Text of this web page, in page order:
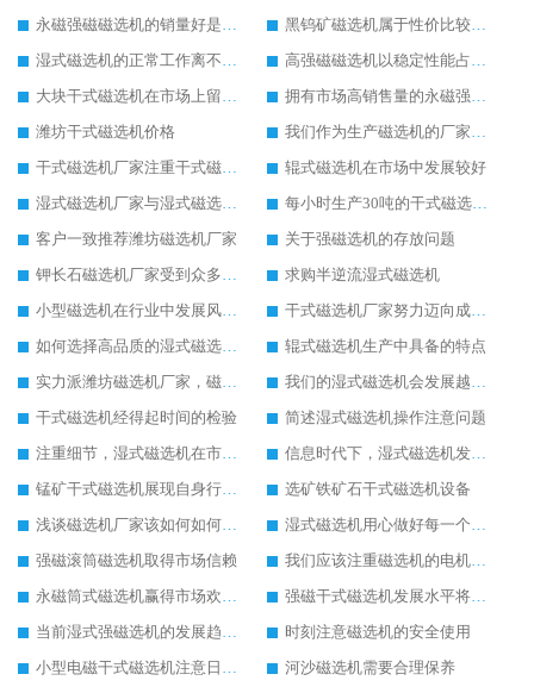
永磁强磁磁选机的销量好是因为实用性高
黑钨矿磁选机属于性价比较高的磁选机设备
湿式磁选机的正常工作离不开日常检修工作
高强磁磁选机以稳定性能占据大部分市场
大块干式磁选机在市场上留下稳定发展的足迹
拥有市场高销售量的永磁强磁磁选机
潍坊干式磁选机价格
我们作为生产磁选机的厂家始终以客户利益为主
干式磁选机厂家注重干式磁选机的质量和服务
辊式磁选机在市场中发展较好
湿式磁选机厂家与湿式磁选机价格之间的关系
每小时生产30吨的干式磁选机设备价格介绍
客户一致推荐潍坊磁选机厂家
关于强磁选机的存放问题
钾长石磁选机厂家受到众多客户欢迎
求购半逆流湿式磁选机
小型磁选机在行业中发展风生水起
干式磁选机厂家努力迈向成功之路
如何选择高品质的湿式磁选机设备
辊式磁选机生产中具备的特点
实力派潍坊磁选机厂家，磁选机设备质量就是好
我们的湿式磁选机会发展越来越好
干式磁选机经得起时间的检验
简述湿式磁选机操作注意问题
注重细节，湿式磁选机在市场发展更好
信息时代下，湿式磁选机发展潜力无穷
锰矿干式磁选机展现自身行业特色
选矿铁矿石干式磁选机设备
浅谈磁选机厂家该如何如何获得市场优势
湿式磁选机用心做好每一个生产环节
强磁滚筒磁选机取得市场信赖
我们应该注重磁选机的电机检修工作
永磁筒式磁选机赢得市场欢迎的原因
强磁干式磁选机发展水平将继续提高
当前湿式强磁选机的发展趋势与走向
时刻注意磁选机的安全使用
小型电磁干式磁选机注意日常的保养工作
河沙磁选机需要合理保养